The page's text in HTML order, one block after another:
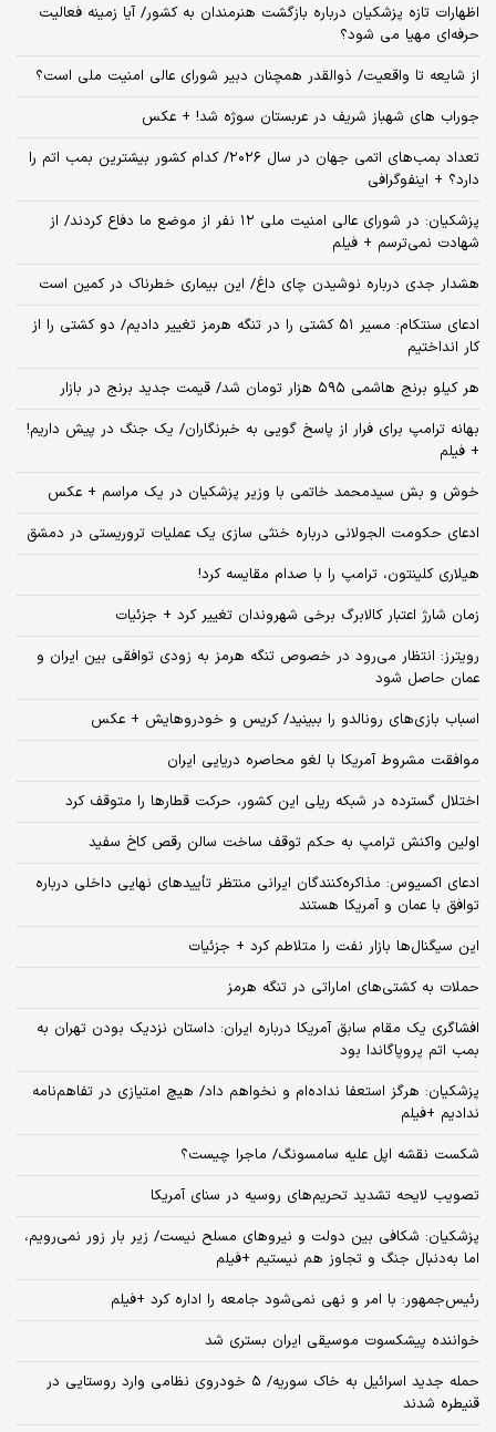
اظهارات تازه پزشکیان درباره بازگشت هنرمندان به کشور/ آیا زمینه فعالیت
حرفه‌ای مهیا می شود؟
از شایعه تا واقعیت/ ذوالقدر همچنان دبیر شورای ‌عالی امنیت ملی است؟
جوراب های شهباز شریف در عربستان سوژه شد! + عکس
تعداد بمب‌های اتمی جهان در سال ۲۰۲۶/ کدام کشور بیشترین بمب اتم را
دارد؟ + اینفوگرافی
پزشکیان: در شورای عالی امنیت ملی ۱۲ نفر از موضع ما دفاع کردند/ از
شهادت نمی‌ترسم + فیلم
هشدار جدی درباره نوشیدن چای داغ/ این بیماری خطرناک در کمین است
ادعای سنتکام: مسیر ۵۱ کشتی را در تنگه هرمز تغییر دادیم/ دو کشتی را از
کار انداختیم
هر کیلو برنج هاشمی ۵۹۵ هزار تومان شد/ قیمت جدید برنج در بازار
بهانه ترامپ برای فرار از پاسخ گویی به خبرنگاران/ یک جنگ در پیش داریم!
+ فیلم
خوش و بش سیدمحمد خاتمی با وزیر پزشکیان در یک مراسم + عکس
ادعای حکومت الجولانی درباره خنثی سازی یک عملیات تروریستی در دمشق
هیلاری کلینتون، ترامپ را با صدام مقایسه کرد!
زمان شارژ اعتبار کالابرگ برخی شهروندان تغییر کرد + جزئیات
رویترز: انتظار می‌رود در خصوص تنگه هرمز به زودی توافقی بین ایران و
عمان حاصل شود
اسباب‌ بازی‌های رونالدو را ببینید/ کریس و خودروهایش + عکس
موافقت مشروط آمریکا با لغو محاصره دریایی ایران
اختلال گسترده در شبکه ریلی این کشور، حرکت قطارها را متوقف کرد
اولین واکنش ترامپ به حکم توقف ساخت سالن رقص کاخ سفید
ادعای اکسیوس: مذاکره‌کنندگان ایرانی منتظر تأییدهای نهایی داخلی درباره
توافق با عمان و آمریکا هستند
این سیگنال‌ها بازار نفت را متلاطم کرد + جزئیات
حملات به کشتی‌های اماراتی در تنگه هرمز
افشاگری یک مقام سابق آمریکا درباره ایران: داستان نزدیک بودن تهران به
بمب اتم پروپاگاندا بود
پزشکیان: هرگز استعفا نداده‌ام و نخواهم داد/ هیچ امتیازی در تفاهم‌نامه
ندادیم +فیلم
شکست نقشه اپل علیه سامسونگ/ ماجرا چیست؟
تصویب لایحه تشدید تحریم‌های روسیه در سنای آمریکا
پزشکیان: شکافی بین دولت و نیروهای مسلح نیست/ زیر بار زور نمی‌رویم،
اما به‌دنبال جنگ و تجاوز هم نیستیم +فیلم
رئیس‌جمهور: با امر و نهی نمی‌شود جامعه را اداره کرد +فیلم
خواننده پیشکسوت موسیقی ایران بستری شد
حمله جدید اسرائیل به خاک سوریه/ ۵ خودروی نظامی وارد روستایی در
قنیطره شدند